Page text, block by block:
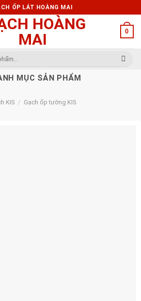
ỐP LÁT HOÀNG MAI
0
MỤC SẢN PHẨM
KIS / Gạch ốp tường KIS